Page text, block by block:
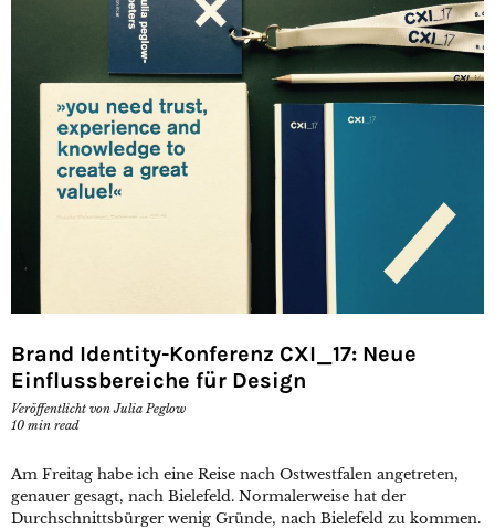
Brand Identity-Konferenz CXI_17: Neue
Einflussbereiche für Design
Veröffentlicht vonJulia Peglow
10 min read
Am Freitag habe ich eine Reise nach Ostwestfalen angetreten,
genauer gesagt, nach Bielefeld. Normalerweise hat der
Durchschnittsbürger wenig Gründe, nach Bielefeld zu kommen.